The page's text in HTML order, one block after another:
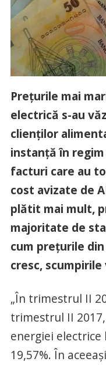
Preţurile mai
electrică s-au
clienţilor
instanţă în
facturi care au
cost avizate de
plătit mai mult,
majoritate de
cum preţurile
cresc,
„În trimestrul II
trimestrul II
energiei electrice
19,57%. În